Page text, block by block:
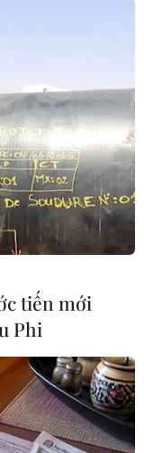
vụ sét đánh
tiến mới
Phi